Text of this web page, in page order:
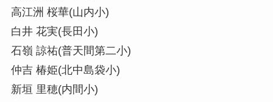
高江洲 桜華(山内小)
白井 花実(長田小)
石嶺 諒祐(普天間第二小)
仲吉 椿姫(北中島袋小)
新垣 里穂(内間小)